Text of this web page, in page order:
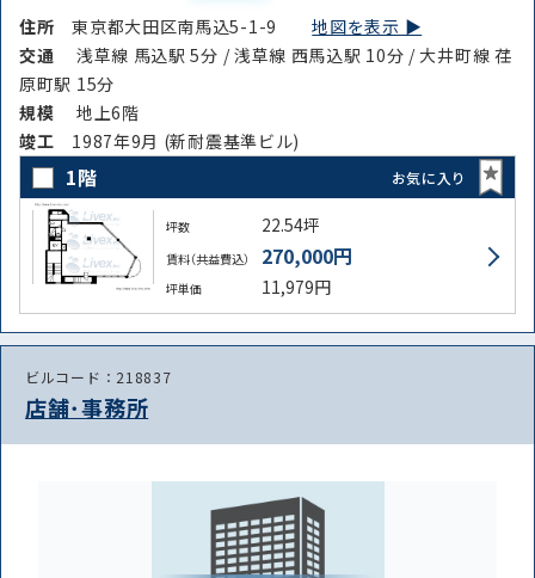
住所東京都大田区南馬込5-1-9地図を表示 ▶︎
交通
浅草線 馬込駅 5分 / 浅草線 西馬込駅 10分 / 大井町線 荏
原町駅 15分
規模
地上6階
竣⼯ 1987年9月 (新耐震基準ビル)
1階 お気に入り
坪数 22.54坪
賃料（共益費込） 270,000円
坪単価 11,979円
ビルコード：218837
店舗･事務所